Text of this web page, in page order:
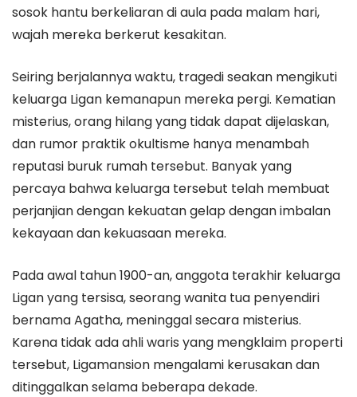
sosok hantu berkeliaran di aula pada malam hari,
wajah mereka berkerut kesakitan.
Seiring berjalannya waktu, tragedi seakan mengikuti
keluarga Ligan kemanapun mereka pergi. Kematian
misterius, orang hilang yang tidak dapat dijelaskan,
dan rumor praktik okultisme hanya menambah
reputasi buruk rumah tersebut. Banyak yang
percaya bahwa keluarga tersebut telah membuat
perjanjian dengan kekuatan gelap dengan imbalan
kekayaan dan kekuasaan mereka.
Pada awal tahun 1900-an, anggota terakhir keluarga
Ligan yang tersisa, seorang wanita tua penyendiri
bernama Agatha, meninggal secara misterius.
Karena tidak ada ahli waris yang mengklaim properti
tersebut, Ligamansion mengalami kerusakan dan
ditinggalkan selama beberapa dekade.